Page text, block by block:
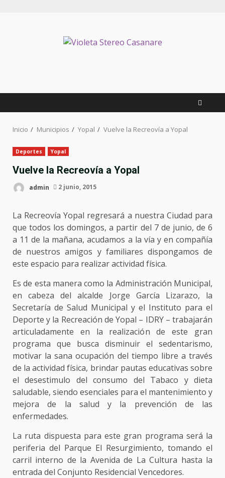
Inicio Municipios Yopal Vuelve la Recreovía a Yopal
Deportes Yopal
Vuelve la Recreovía a Yopal
admin 2 junio, 2015
La Recreovía Yopal regresará a nuestra Ciudad para
que todos los domingos, a partir del 7 de junio, de 6
a 11 de la mañana, acudamos a la vía y en compañía
de nuestros amigos y familiares dispongamos de
este espacio para realizar actividad física.
Es de esta manera como la Administración Municipal,
en cabeza del alcalde Jorge García Lizarazo, la
Secretaría de Salud Municipal y el Instituto para el
Deporte y la Recreación de Yopal – IDRY – trabajarán
articuladamente en la realización de este gran
programa que busca disminuir el sedentarismo,
motivar la sana ocupación del tiempo libre a través
de la actividad física, brindar pautas educativas sobre
el desestimulo del consumo del Tabaco y dieta
saludable, siendo esenciales para el mantenimiento y
mejora de la salud y la prevención de las
enfermedades.
La ruta dispuesta para este gran programa será la
periferia del Parque El Resurgimiento, tomando el
carril interno de la Avenida de La Cultura hasta la
entrada del Conjunto Residencial Vencedores.